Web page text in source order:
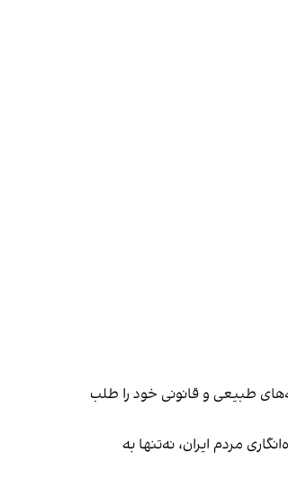
طبیعی و قانونی خود را طلب
مردم ایران، نه‌تنها به